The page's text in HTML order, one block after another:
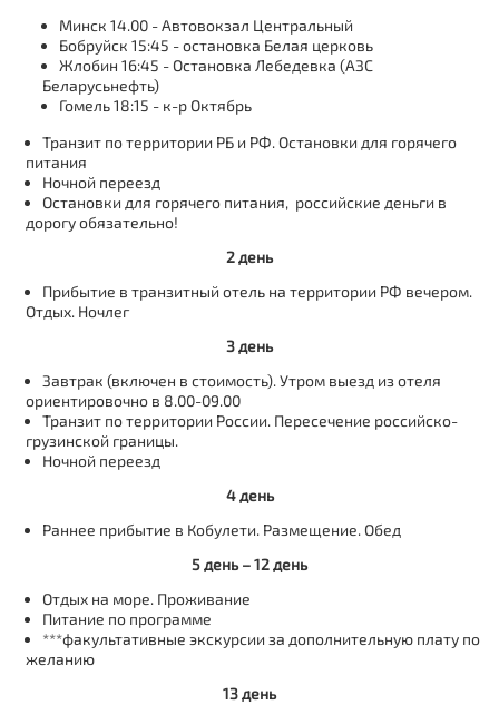
Минск 14.00 - Автовокзал Центральный
Бобруйск 15:45 - остановка Белая церковь
Жлобин 16:45 - Остановка Лебедевка (АЗС
Беларусьнефть)
Гомель 18:15 - к-р Октябрь
Транзит по территории РБ и РФ. Остановки для горячего
питания
Ночной переезд
Остановки для горячего питания, российские деньги в
дорогу обязательно!
2 день
Прибытие в транзитный отель на территории РФ вечером.
Отдых. Ночлег
3 день
Завтрак (включен в стоимость). Утром выезд из отеля
ориентировочно в 8.00-09.00
Транзит по территории России. Пересечение российско-
грузинской границы.
Ночной переезд
4 день
Раннее прибытие в Кобулети. Размещение. Обед
5 день– 12 день
Отдых на море. Проживание
Питание по программе
***факультативные экскурсии за дополнительную плату по
желанию
13 день